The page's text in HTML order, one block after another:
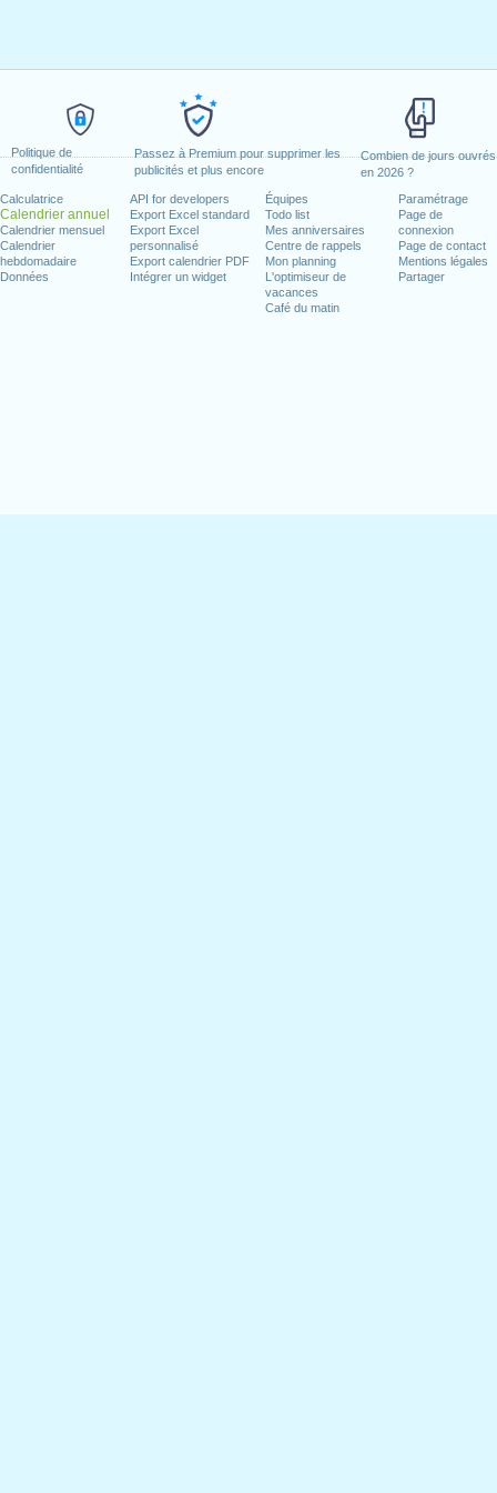
Politique de
confidentialité
Passez à Premium pour supprimer les
publicités et plus encore
Combien de jours ouvrés
en 2026 ?
Calculatrice
Calendrier annuel
Calendrier mensuel
Calendrier
hebdomadaire
Données
API for developers
Export Excel standard
Export Excel
personnalisé
Export calendrier PDF
Intégrer un widget
Équipes
Todo list
Mes anniversaires
Centre de rappels
Mon planning
L'optimiseur de
vacances
Café du matin
Paramétrage
Page de
connexion
Page de contact
Mentions légales
Partager